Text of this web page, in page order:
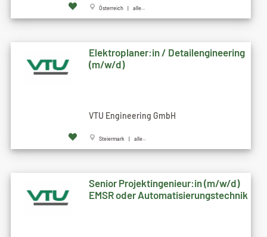
Österreich | alle...
Elektroplaner:in / Detailengineering
(m/w/d)
VTU Engineering GmbH
Steiermark | alle...
Senior Projektingenieur:in (m/w/d)
EMSR oder Automatisierungstechnik